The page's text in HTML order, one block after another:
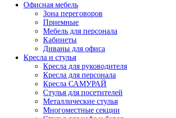
Офисная мебель
Зона переговоров
Приемные
Мебель для персонала
Кабинеты
Диваны для офиса
Кресла и стулья
Кресла для руководителя
Кресла для персонала
Кресла САМУРАЙ
Стулья для посетителей
Металлические стулья
Многоместные секции